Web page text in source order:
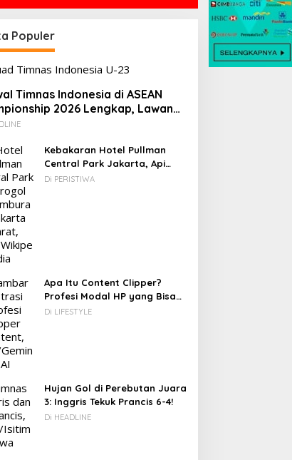
Wisata Ramah
Jabodetabek:
Keluarga yang
dan Penuh
Layar Di Depan Panggung
Populer
Timnas Indonesia di ASEAN
2026 Lengkap, Lawan
hingga Vietnam
Kebakaran Hotel Pullman
Central Park Jakarta, Api
Berawal dari Gedung Parkir
Di PERISTIWA
Apa Itu Content Clipper?
Profesi Modal HP yang Bisa
Menghasilkan Puluhan Juta
Di LIFESTYLE
Hujan Gol di Perebutan Juara
3: Inggris Tekuk Prancis 6-4!
Di HEADLINE